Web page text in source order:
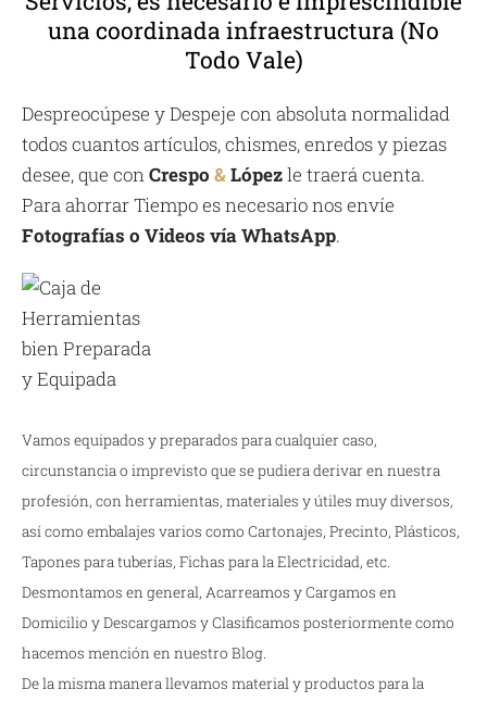
una coordinada infraestructura (No
Todo Vale)
Despreocúpese y Despeje con absoluta normalidad
todos cuantos artículos, chismes, enredos y piezas
desee, que conCrespo &Lópezle traerá cuenta.
Para ahorrar Tiempo es necesario nos envíe
Fotografías o Videos vía WhatsApp.
Vamos equipados y preparados para cualquier caso,
circunstancia o imprevisto que se pudiera derivar en nuestra
profesión, con herramientas, materiales y útiles muy diversos,
así como embalajes varios como Cartonajes, Precinto, Plásticos,
Tapones para tuberías, Fichas para la Electricidad, etc.
Desmontamos en general, Acarreamos y Cargamos en
Domicilio y Descargamos y Clasificamos posteriormente como
hacemos mención en nuestro Blog.
De la misma manera llevamos material y productos para la